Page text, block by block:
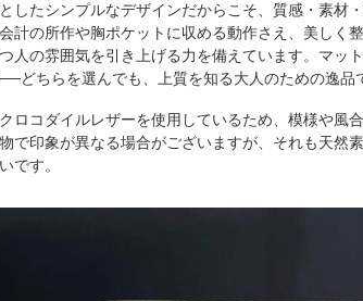
したシンプルなデザインだからこそ、質感・素材
計の所作や胸ポケットに収める動作さえ、美しく
人の雰囲気を引き上げる力を備えています。マッ
どちらを選んでも、上質を知る大人のための逸品
ロコダイルレザーを使用しているため、模様や風
で印象が異なる場合がございますが、それも天然
です。